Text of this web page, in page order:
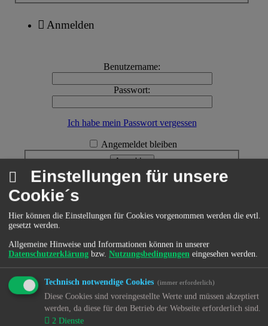
Anmelden
Benutzername:
Passwort:
Ich habe mein Passwort vergessen
Angemeldet bleiben
Registrieren
Menü
Forum
Kjh-mov(e)-Treff
MChat
Einstellungen für unsere
Cookie´s
Hier können die Einstellungen für Cookies vorgenommen werden die evtl.
gesetzt werden.
Allgemeine Hinweise und Informationen können in unserer
Datenschutzerklärung bzw. Nutzungsbedingungen eingesehen werden.
Technisch notwendige Cookies (immer erforderlich)
Diese Cookies sind voreingestellte Werte und müssen akzeptiert
werden, da diese für den Betrieb der Webseite erforderlich sind.
2 Dienste